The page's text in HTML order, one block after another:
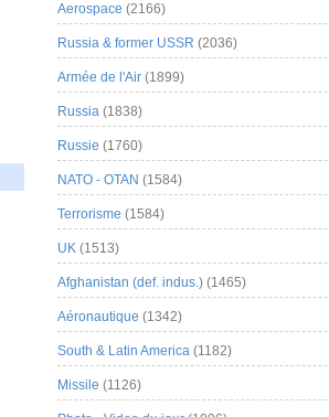
Aerospace (2166)
Russia & former USSR (2036)
Armée de l'Air (1899)
Russia (1838)
Russie (1760)
NATO - OTAN (1584)
Terrorisme (1584)
UK (1513)
Afghanistan (def. indus.) (1465)
Aéronautique (1342)
South & Latin America (1182)
Missile (1126)